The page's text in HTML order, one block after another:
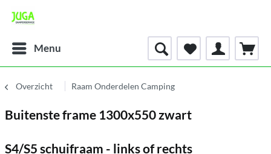
Menu
Overzicht Raam Onderdelen Camping
Buitenste frame 1300x550 zwart
S4/S5 schuifraam - links of rechts